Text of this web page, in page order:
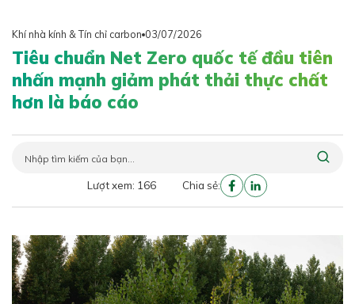
Khí nhà kính & Tín chỉ carbon 03/07/2026
Tiêu chuẩn Net Zero quốc tế đầu tiên
nhấn mạnh giảm phát thải thực chất
hơn là báo cáo
Lượt xem: 166 Chia sẻ: